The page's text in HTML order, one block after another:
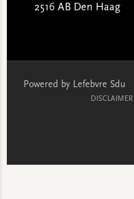
2516 AB Den Haag
Powered by Lefebvre Sdu
DISCLAIMER